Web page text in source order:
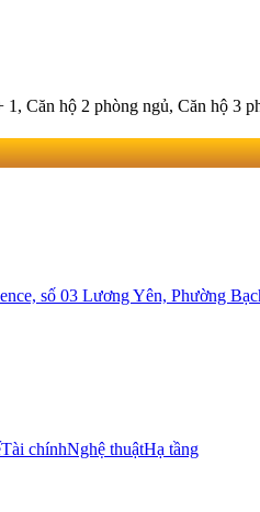
Căn hộ 2 phòng ngủ, Căn hộ
số 03 Lương Yên, Phường
Tài chínhNghệ thuậtHạ tầng